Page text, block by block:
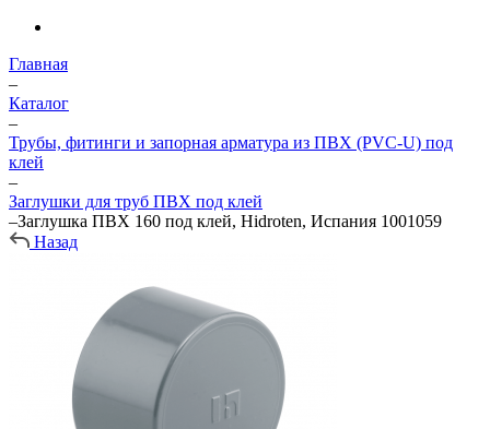
Главная
–
Каталог
–
Трубы, фитинги и запорная арматура из ПВХ (PVC-U) под
клей
–
Заглушки для труб ПВХ под клей
–Заглушка ПВХ 160 под клей, Hidroten, Испания 1001059
Назад